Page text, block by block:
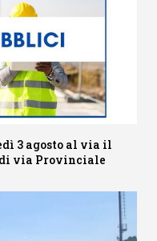
3 agosto al via il
via Provinciale